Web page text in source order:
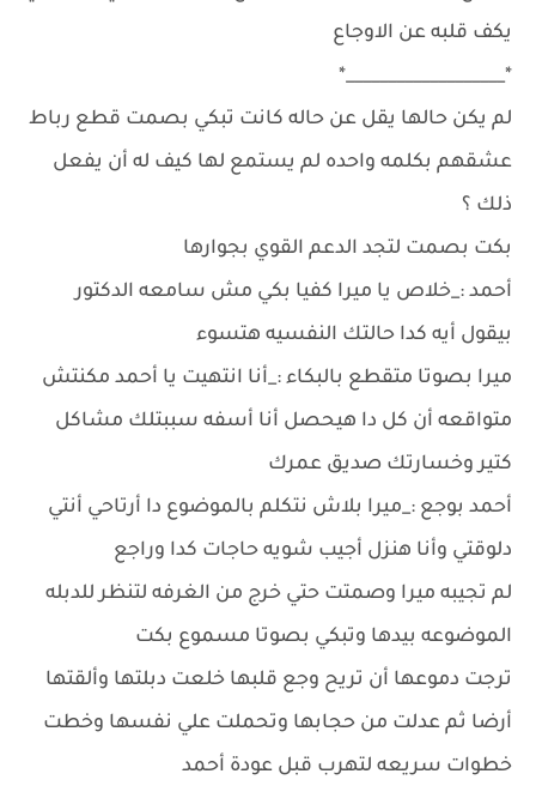
يكف قلبه عن الاوجاع
*___________________*
لم يكن حالها يقل عن حاله كانت تبكي بصمت قطع رباط
عشقهم بكلمه واحده لم يستمع لها كيف له أن يفعل
ذلك ؟
بكت بصمت لتجد الدعم القوي بجوارها
أحمد :_خلاص يا ميرا كفيا بكي مش سامعه الدكتور
بيقول أيه كدا حالتك النفسيه هتسوء
ميرا بصوتا متقطع بالبكاء :_أنا انتهيت يا أحمد مكنتش
متواقعه أن كل دا هيحصل أنا أسفه سببتلك مشاكل
كتير وخسارتك صديق عمرك
أحمد بوجع :_ميرا بلاش نتكلم بالموضوع دا أرتاحي أنتي
دلوقتي وأنا هنزل أجيب شويه حاجات كدا وراجع
لم تجيبه ميرا وصمتت حتي خرج من الغرفه لتنظر للدبله
الموضوعه بيدها وتبكي بصوتا مسموع بكت
ترجت دموعها أن تريح وجع قلبها خلعت دبلتها وألقتها
أرضا ثم عدلت من حجابها وتحملت علي نفسها وخطت
خطوات سريعه لتهرب قبل عودة أحمد